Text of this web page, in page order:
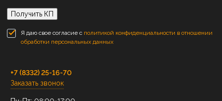
Получить КП
Я даю свое согласие с политикой конфиденциальности в отношении
обработки персональных данных
+7 (8332) 25-16-70
Заказать звонок